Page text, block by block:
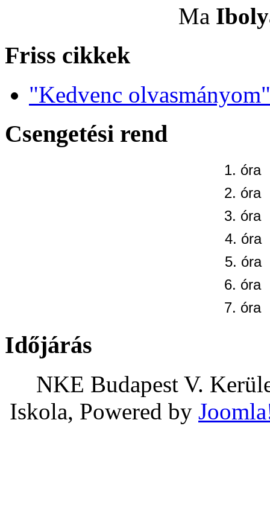
Ma
Friss cikkek
"Kedvenc
Csengetési rend
1. óra
2. óra
3. óra
4. óra
5.
6. óra
7. óra
Időjárás
NKE Budapest V.
Iskola, Powered by